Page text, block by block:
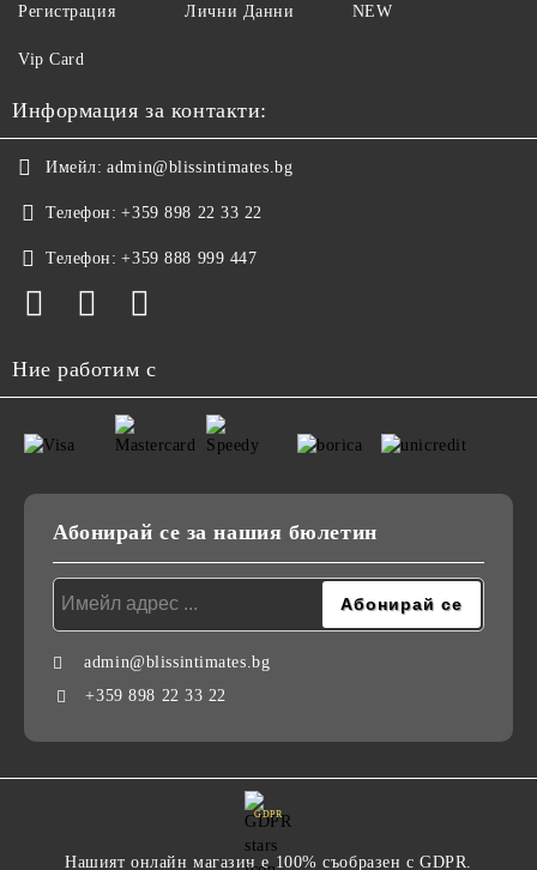
Регистрация Лични Данни NEW
Vip Card
Информация за контакти:
Имейл: admin@blissintimates.bg
Телефон: +359 898 22 33 22
Телефон: +359 888 999 447
Ние работим с
Абонирай се за нашия бюлетин
admin@blissintimates.bg
+359 898 22 33 22
GDPR
Нашият онлайн магазин е 100% съобразен с GDPR.